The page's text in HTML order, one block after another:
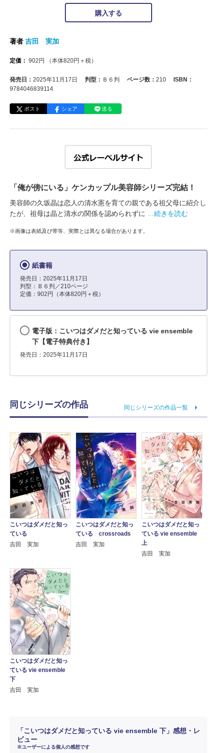
購入する
著者 吉田 実加
定価： 902 円 （本体820円＋税）
発売日： 2025年11月17日 判型： Ｂ６判 ページ数： 210
ISBN：
9784046839114
ポスト シェア 送る
「俺が傍にいる」ケンカップル美容師シリーズ完結！
美容師の久坂晶は恋人の清水憲を育ての親である祖父母に紹介し
たが、祖母は晶と清水の関係を認められずに
…続きを読む
※画像は表紙及び帯等、実際とは異なる場合があります。
紙書籍
発売日：2025年11月17日
判型：Ｂ６判／210ページ
定価：902円（本体820円＋税）
電子版：こいつはダメだと知っている vie ensemble
下【電子特典付き】
発売日：2025年11月17日
同じシリーズの作品 同じシリーズの作品一覧
こいつはダメだと知っ
ている
吉田 実加
こいつはダメだと知っ
ている crossroads
吉田 実加
こいつはダメだと知っ
ている vie ensemble
上
吉田 実加
こいつはダメだと知っ
ている vie ensemble
下
吉田 実加
「こいつはダメだと知っている vie ensemble 下」感想・レ
ビュー
※ユーザーによる個人の感想です